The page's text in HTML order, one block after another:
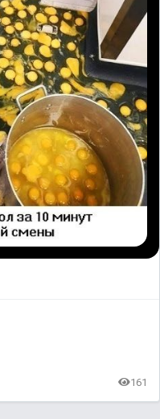
161